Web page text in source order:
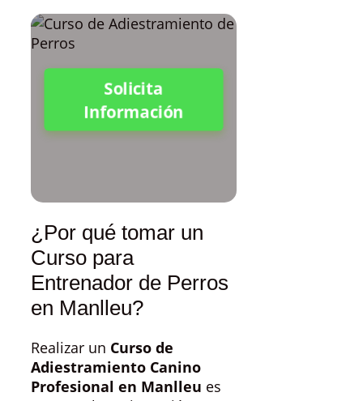
Solicita
Información
¿Por qué tomar un
Curso para
Entrenador de Perros
en Manlleu?
Realizar un Curso de
Adiestramiento Canino
Profesional en Manlleu es